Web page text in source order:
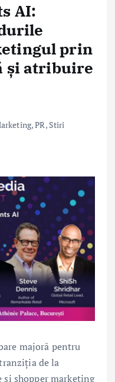
AI:
prin
și atribuire
PR, Stiri
majoră pentru
de la
shopper marketing